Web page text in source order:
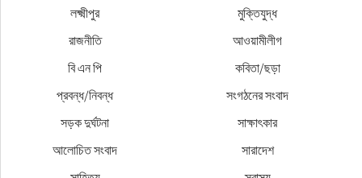
লক্ষ্মীপুর
মুক্তিযুদ্ধ
রাজনীতি
আওয়ামীলীগ
বি এন পি
কবিতা/ছড়া
প্রবন্ধ/নিবন্ধ
সংগঠনের সংবাদ
সড়ক দুর্ঘটনা
সাক্ষাৎকার
আলোচিত সংবাদ
সারাদেশ